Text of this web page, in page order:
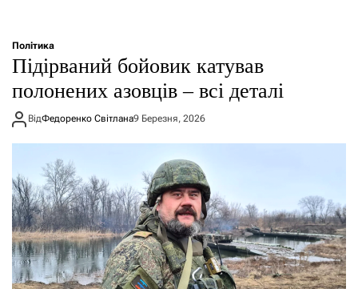
Політика
Підірваний бойовик катував
полонених азовців – всі деталі
ВідФедоренко Світлана9 Березня, 2026